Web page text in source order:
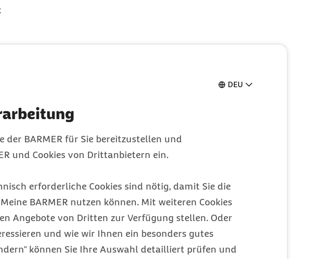
DEU
der BARMER für Sie bereitzustellen und
und Cookies von Drittanbietern ein.
erforderliche Cookies sind nötig, damit Sie die
BARMER nutzen können. Mit weiteren Cookies
Angebote von Dritten zur Verfügung stellen. Oder
und wie wir Ihnen ein besonders gutes
können Sie Ihre Auswahl detailliert prüfen und